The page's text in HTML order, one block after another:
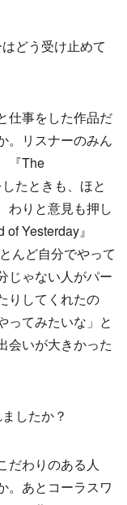
どう受け止めて
仕事をした作品だ
。リスナーのみん
『The
たときも、ほと
わりと意見も押し
Yesterday』
んど自分でやって
じゃない人がパー
りしてくれたの
ってみたいな」と
会いが大きかった
したか？
だわりのある人
。あとコーラスワ